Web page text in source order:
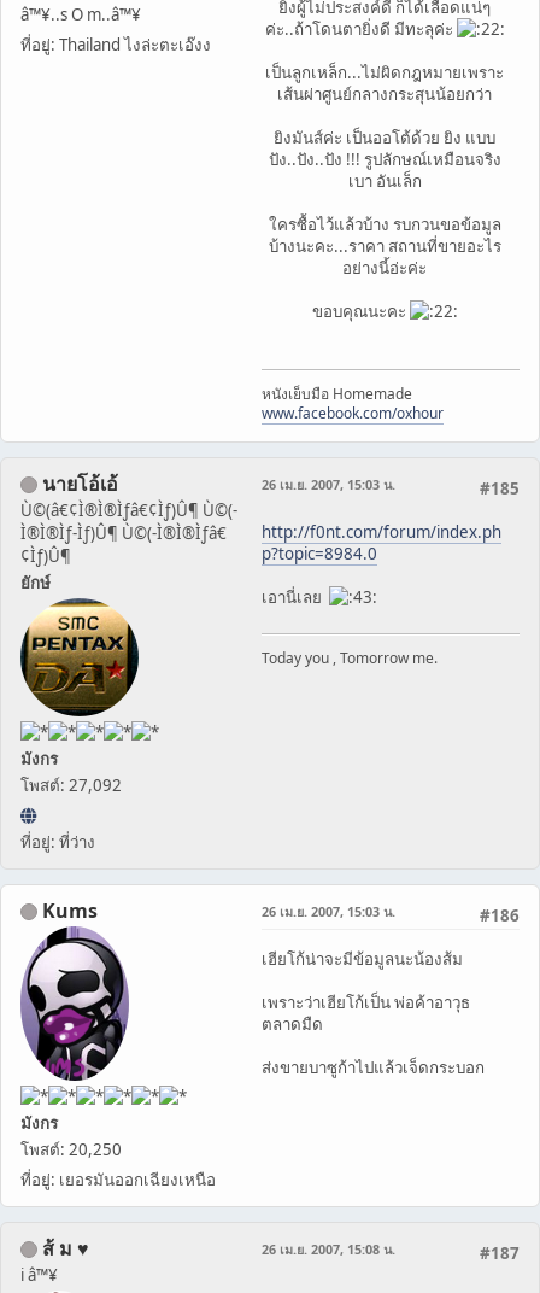
â™¥..s O m..â™¥
ที่อยู่: Thailand ไงล่ะตะเอ๊งง
ยิงผู้ไม่ประสงค์ดี ก็ได้เลือดแน่ๆ
ค่ะ..ถ้าโดนตายิ่งดี มีทะลุค่ะ
เป็นลูกเหล็ก...ไม่ผิดกฎหมายเพราะ
เส้นผ่าศูนย์กลางกระสุนน้อยกว่า
ยิงมันส์ค่ะ เป็นออโต้ด้วย ยิง แบบ
ปัง..ปัง..ปัง !!! รูปลักษณ์เหมือนจริง
เบา อันเล็ก
ใครซื้อไว้แล้วบ้าง รบกวนขอข้อมูล
บ้างนะคะ...ราคา สถานที่ขายอะไร
อย่างนี้อ่ะค่ะ
ขอบคุณนะคะ
หนังเย็บมือ Homemade
www.facebook.com/oxhour
นายโอ้เอ้
Ù©(â€¢Ì®Ì®Ìƒâ€¢Ìƒ)Û¶ Ù©(-
Ì®Ì®Ìƒ-Ìƒ)Û¶ Ù©(-Ì®Ì®Ìƒâ€
¢Ìƒ)Û¶
ยักษ์
มังกร
โพสต์: 27,092
ที่อยู่: ที่ว่าง
#185
26 เม.ย. 2007, 15:03 น.
http://f0nt.com/forum/index.ph
p?topic=8984.0
เอานี่เลย
Today you , Tomorrow me.
Kums
มังกร
โพสต์: 20,250
ที่อยู่: เยอรมันออกเฉียงเหนือ
#186
26 เม.ย. 2007, 15:03 น.
เฮียโก้น่าจะมีข้อมูลนะน้องส้ม
เพราะว่าเฮียโก้เป็น พ่อค้าอาวุธ
ตลาดมืด
ส่งขายบาซูก้าไปแล้วเจ็ดกระบอก
ส้ ม ♥
i â™¥
#187
26 เม.ย. 2007, 15:08 น.